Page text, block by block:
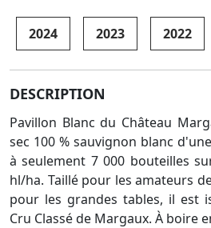
2024 2023 2022
DESCRIPTION
Pavillon Blanc du Château
sec 100 % sauvignon blanc
à seulement 7 000 bouteilles
hl/ha. Taillé pour les amateurs
pour les grandes tables, il est
Cru Classé de Margaux. À boire